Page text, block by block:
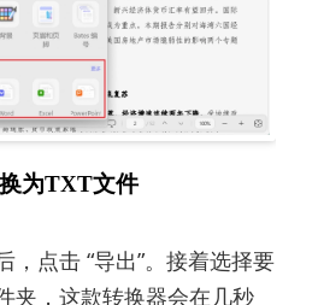
为TXT文件
，点击 “导出”。接着选择要
夹，这款转换器会在几秒